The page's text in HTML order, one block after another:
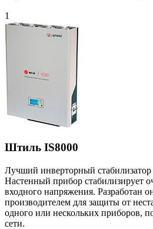
1
Штиль IS8000
Лучший инверторный стабилизатор
Настенный прибор стабилизирует
входного напряжения. Разработан
производителем для защиты от
одного или нескольких приборов,
сети.